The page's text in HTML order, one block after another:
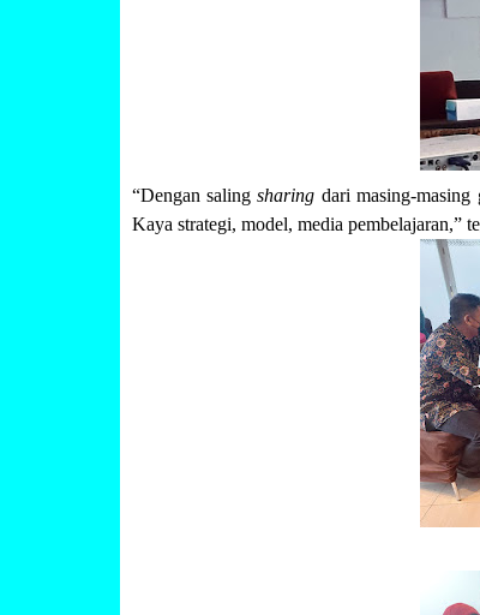
“Dengan salingsharing dari masing-
Kaya strategi, model, media pembelajaran,”